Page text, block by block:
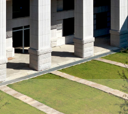
際
移
動
力
的
世